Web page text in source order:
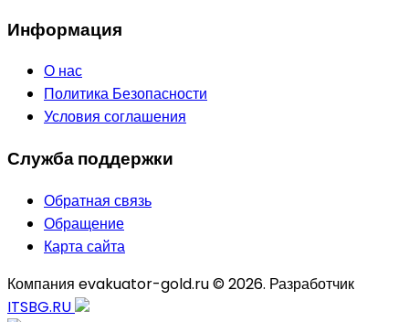
Информация
О нас
Политика Безопасности
Условия соглашения
Служба поддержки
Обратная связь
Обращение
Карта сайта
Компания evakuator-gold.ru © 2026. Разработчик
ITSBG.RU